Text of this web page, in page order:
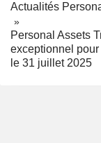
Actualités
Personal Assets
exceptionnel
le 31 juillet 2025